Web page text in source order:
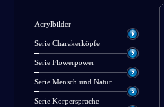
Acrylbilder
Serie Charakerköpfe
Serie Flowerpower
Serie Mensch und Natur
Serie Körpersprache